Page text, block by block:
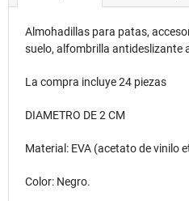
Almohadillas para patas,
suelo, alfombrilla antideslizante
La compra incluye 24 piezas
DIAMETRO DE 2 CM
Material: EVA (acetato de vinilo
Color: Negro.